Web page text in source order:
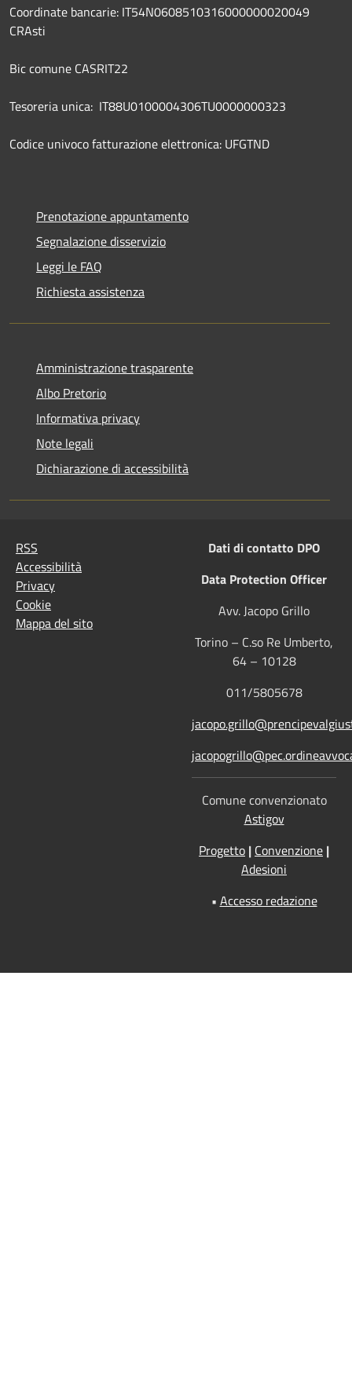
Coordinate bancarie: IT54N0608510316000000020049
CRAsti
Bic comune CASRIT22
Tesoreria unica: IT88U0100004306TU0000000323
Codice univoco fatturazione elettronica: UFGTND
Prenotazione appuntamento
Segnalazione disservizio
Leggi le FAQ
Richiesta assistenza
Amministrazione trasparente
Albo Pretorio
Informativa privacy
Note legali
Dichiarazione di accessibilità
RSS
Accessibilità
Privacy
Cookie
Mappa del sito
Dati di contatto DPO
Data Protection Officer
Avv. Jacopo Grillo
Torino – C.so Re Umberto,
64 – 10128
011/5805678
Comune convenzionato
Astigov
Progetto | Convenzione |
Adesioni
• Accesso redazione